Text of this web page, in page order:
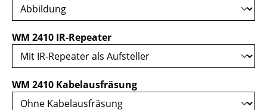
WM 2410 IR-Repeaterauswählen
WM 2410 Kabelausfräsungauswählen